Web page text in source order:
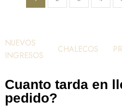
NUEVOS
INGRESOS
CHALECOS
Cuanto tarda en
pedido?